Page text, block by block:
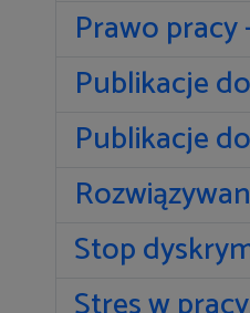
Prawo
Publikacje
Publikacje
Stop